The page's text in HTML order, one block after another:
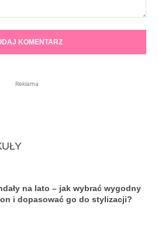
Reklama
na lato – jak wybrać wygodny
i dopasować go do stylizacji?